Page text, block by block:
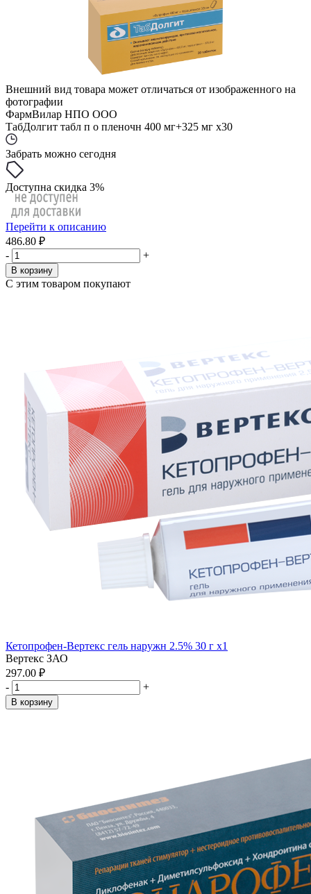
Внешний вид товара может отличаться от изображенного на
фотографии
ФармВилар НПО ООО
ТабДолгит табл п о пленочн 400 мг+325 мг x30
Забрать можно сегодня
Доступна скидка 3%
Перейти к описанию
486.80 ₽
-
+
В корзину
С этим товаром покупают
Кетопрофен-Вертекс гель наружн 2.5% 30 г x1
Вертекс ЗАО
297.00 ₽
-
+
В корзину